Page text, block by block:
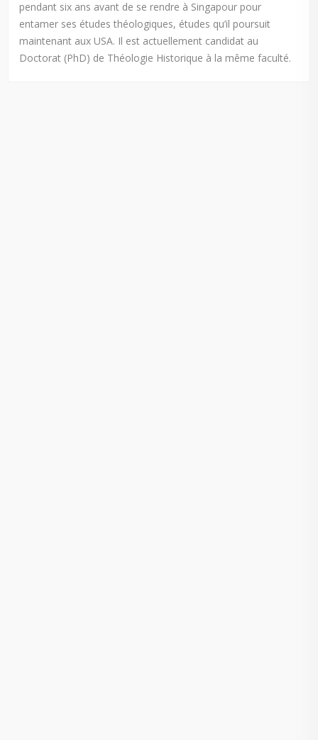
pendant six ans avant de se rendre à Singapour pour
entamer ses études théologiques, études qu’il poursuit
maintenant aux USA. Il est actuellement candidat au
Doctorat (PhD) de Théologie Historique à la même faculté.